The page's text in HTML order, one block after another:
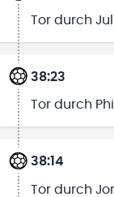
Tor durch
38:23
Tor durch
38:14
Tor durch